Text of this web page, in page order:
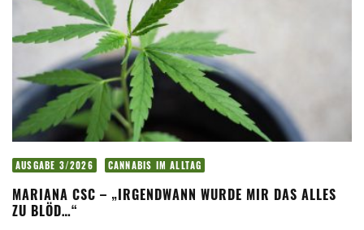
AUSGABE 3/2026 CANNABIS IM ALLTAG
MARIANA CSC – „IRGENDWANN WURDE MIR DAS ALLES
ZU BLÖD…“